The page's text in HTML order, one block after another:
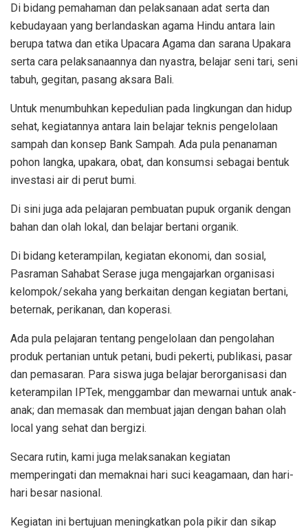
Di bidang pemahaman dan pelaksanaan adat serta dan
kebudayaan yang berlandaskan agama Hindu antara lain
berupa tatwa dan etika Upacara Agama dan sarana Upakara
serta cara pelaksanaannya dan nyastra, belajar seni tari, seni
tabuh, gegitan, pasang aksara Bali.
Untuk menumbuhkan kepedulian pada lingkungan dan hidup
sehat, kegiatannya antara lain belajar teknis pengelolaan
sampah dan konsep Bank Sampah. Ada pula penanaman
pohon langka, upakara, obat, dan konsumsi sebagai bentuk
investasi air di perut bumi.
Di sini juga ada pelajaran pembuatan pupuk organik dengan
bahan dan olah lokal, dan belajar bertani organik.
Di bidang keterampilan, kegiatan ekonomi, dan sosial,
Pasraman Sahabat Serase juga mengajarkan organisasi
kelompok/sekaha yang berkaitan dengan kegiatan bertani,
beternak, perikanan, dan koperasi.
Ada pula pelajaran tentang pengelolaan dan pengolahan
produk pertanian untuk petani, budi pekerti, publikasi, pasar
dan pemasaran. Para siswa juga belajar berorganisasi dan
keterampilan IPTek, menggambar dan mewarnai untuk anak-
anak; dan memasak dan membuat jajan dengan bahan olah
local yang sehat dan bergizi.
Secara rutin, kami juga melaksanakan kegiatan
memperingati dan memaknai hari suci keagamaan, dan hari-
hari besar nasional.
Kegiatan ini bertujuan meningkatkan pola pikir dan sikap